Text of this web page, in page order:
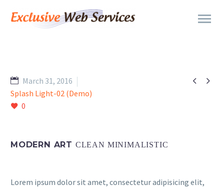
 
March 31, 2016
Splash Light-02 (Demo)
0
MODERN ART CLEAN MINIMALISTIC
Lorem ipsum dolor sit amet, consectetur adipisicing elit,